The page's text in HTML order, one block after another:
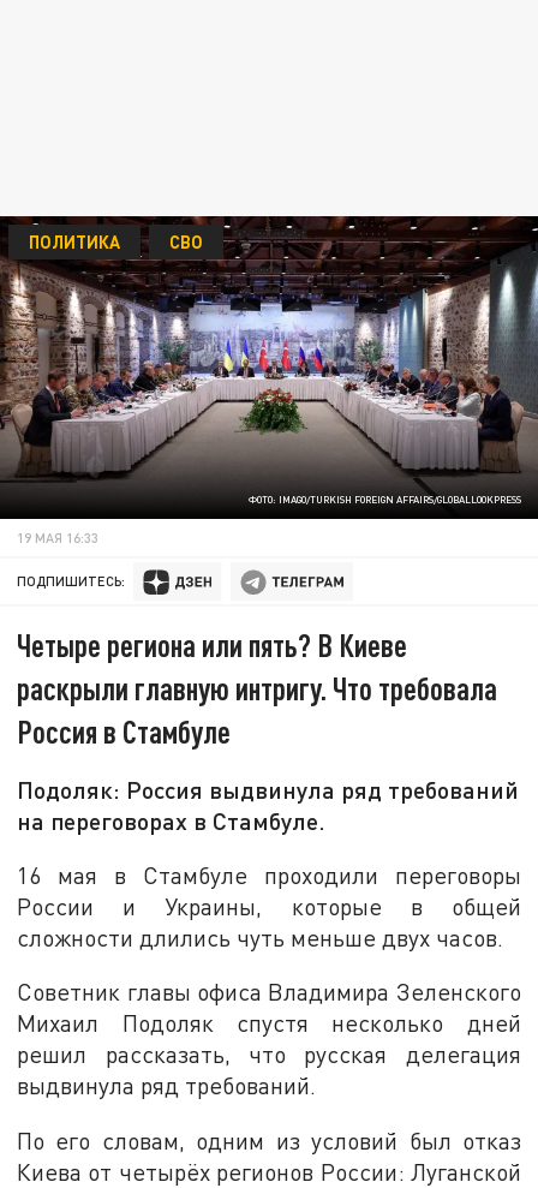
ФОТО: IMAGO/TURKISH FOREIGN AFFAIRS/GLOBALLOOKPRESS
ПОЛИТИКА СВО
19 МАЯ 16:33
ПОДПИШИТЕСЬ:
Четыре региона или пять? В Киеве
раскрыли главную интригу. Что требовала
Россия в Стамбуле
Подоляк: Россия выдвинула ряд требований
на переговорах в Стамбуле.
16 мая в Стамбуле проходили переговоры
России и Украины, которые в общей
сложности длились чуть меньше двух часов.
Советник главы офиса Владимира Зеленского
Михаил Подоляк спустя несколько дней
решил рассказать, что русская делегация
выдвинула ряд требований.
По его словам, одним из условий был отказ
Киева от четырёх регионов России: Луганской